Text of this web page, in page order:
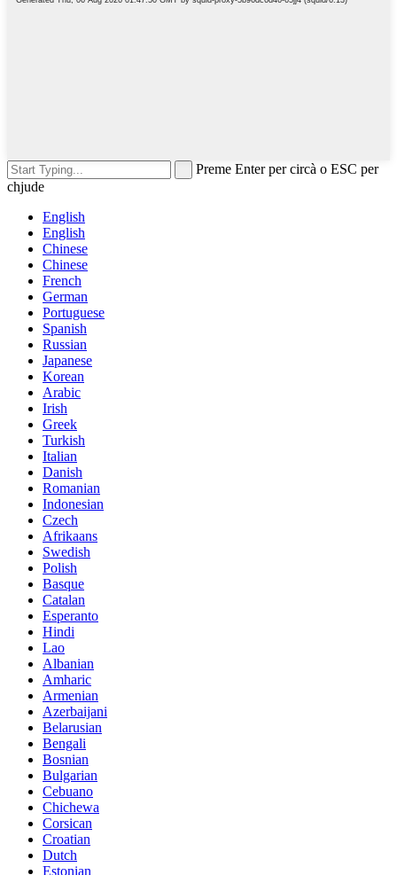
Preme Enter per circà o ESC per
chjude
English
English
Chinese
Chinese
French
German
Portuguese
Spanish
Russian
Japanese
Korean
Arabic
Irish
Greek
Turkish
Italian
Danish
Romanian
Indonesian
Czech
Afrikaans
Swedish
Polish
Basque
Catalan
Esperanto
Hindi
Lao
Albanian
Amharic
Armenian
Azerbaijani
Belarusian
Bengali
Bosnian
Bulgarian
Cebuano
Chichewa
Corsican
Croatian
Dutch
Estonian